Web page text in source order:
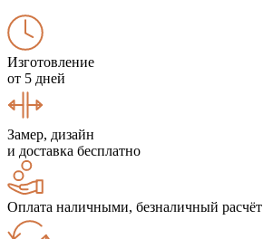
Изготовление
от 5 дней
Замер, дизайн
и доставка бесплатно
Оплата наличными, безналичный расчёт